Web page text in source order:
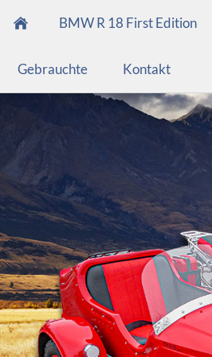
BMW R 18 First Edition
Gebrauchte Kontakt